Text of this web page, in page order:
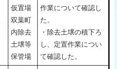
仮置場
双葉町
内除去
土壌等
保管場
作業について確認し
た。
・除去土壌の積下ろ
し、定置作業につい
て確認した。